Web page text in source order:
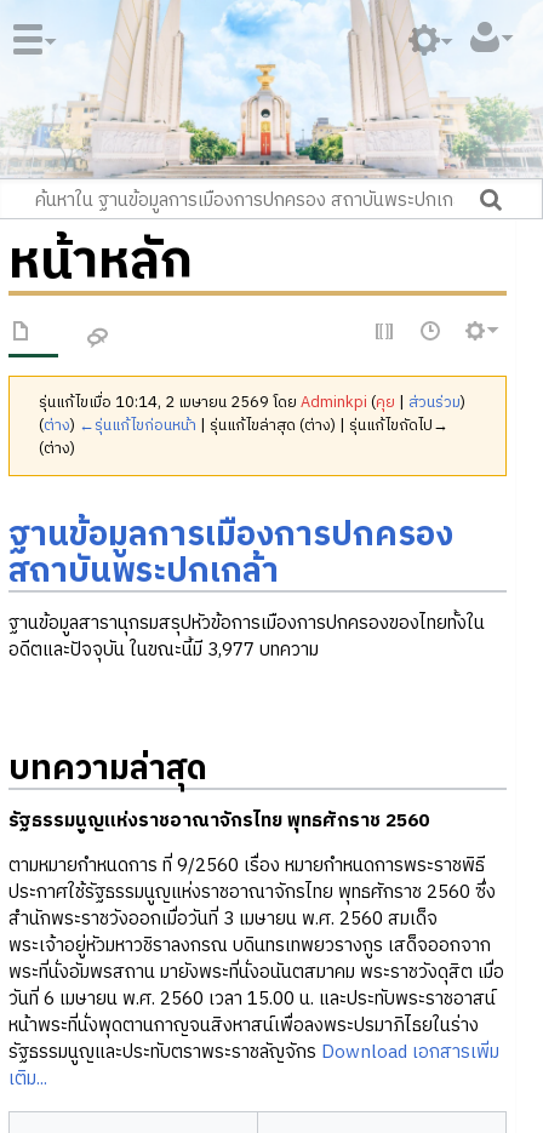
หน้าหลัก
รุ่นแก้ไขเมื่อ 10:14, 2 เมษายน 2569 โดยAdminkpi (คุย | ส่วนร่วม)
(ต่าง) ←รุ่นแก้ไขก่อนหน้า | รุ่นแก้ไขล่าสุด (ต่าง) | รุ่นแก้ไขถัดไป→
(ต่าง)
ฐานข้อมูลการเมืองการปกครอง
สถาบันพระปกเกล้า
ฐานข้อมูลสารานุกรมสรุปหัวข้อการเมืองการปกครองของไทยทั้งใน
อดีตและปัจจุบัน ในขณะนี้มี 3,977 บทความ
บทความล่าสุด
รัฐธรรมนูญแห่งราชอาณาจักรไทย พุทธศักราช 2560
ตามหมายกำหนดการ ที่ 9/2560 เรื่อง หมายกำหนดการพระราชพิธี
ประกาศใช้รัฐธรรมนูญแห่งราชอาณาจักรไทย พุทธศักราช 2560 ซึ่ง
สำนักพระราชวังออกเมื่อวันที่ 3 เมษายน พ.ศ. 2560 สมเด็จ
พระเจ้าอยู่หัวมหาวชิราลงกรณ บดินทรเทพยวรางกูร เสด็จออกจาก
พระที่นั่งอัมพรสถาน มายังพระที่นั่งอนันตสมาคม พระราชวังดุสิต เมื่อ
วันที่ 6 เมษายน พ.ศ. 2560 เวลา 15.00 น. และประทับพระราชอาสน์
หน้าพระที่นั่งพุดตานกาญจนสิงหาสน์เพื่อลงพระปรมาภิไธยในร่าง
รัฐธรรมนูญและประทับตราพระราชลัญจักร Download เอกสารเพิ่ม
เติม...